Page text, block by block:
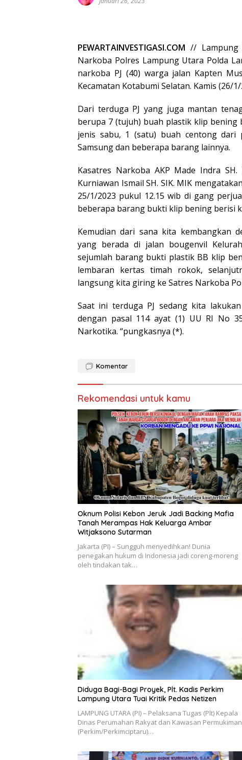
PEWARTAINVESTIGASI.COM // Lampung
Narkoba Polres Lampung Utara Polda
narkoba PJ (40) warga jalan Kapten
Kecamatan Kotabumi Selatan. Kamis (26/
Dari terduga PJ yang juga mantan
berupa 7 (tujuh) buah plastik klip
jenis sabu, 1 (satu) buah centong
Samsung dan beberapa barang lainnya.
Kasatres Narkoba AKP Made Indra
Kurniawan Ismail SH. SIK. MIK
25/1/2023 pukul 12.15 wib di gang
beberapa barang bukti klip bening berisi
Kemudian dari sana kita kembangkan
yang berada di jalan bougenvil
sejumlah barang bukti plastik BB klip
lembaran kertas timah rokok,
langsung kita giring ke Satres Narkoba
Saat ini terduga PJ sedang kita
dengan pasal 114 ayat (1) UU RI No
Narkotika. “pungkasnya (*).
Komentar
Rekomendasi untuk kamu
Oknum Polisi Kebon Jeruk Jadi Backing Mafia
Tanah Merampas Hak Keluarga Ambar
Witjaksono Sutarman
Jakarta (PI) – Sungguh menyedihkan! Dunia
penegakan hukum di Indonesia jadi coreng-moreng
oleh tindakan tak…
Diduga Bagi-Bagi Proyek, Plt. Kadis Perkim
Lampung Utara Tuai Kritik Pedas Netizen
LAMPUNG UTARA (PI) – Pelaksana Tugas (Plt) Kepala
Dinas Perumahan Rakyat dan Kawasan Permukiman
(Perkim/Perkimciptaru)…